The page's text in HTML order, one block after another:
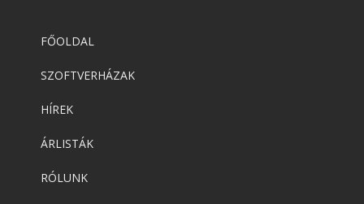
FŐOLDAL
SZOFTVERHÁZAK
HÍREK
ÁRLISTÁK
RÓLUNK